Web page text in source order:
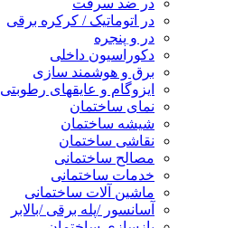
در ضد سرقت
در اتوماتیک / کرکره برقی
در و پنجره
دکوراسیون داخلی
برق و هوشمند سازی
ایزوگام و عایقهای رطوبتی
نمای ساختمان
شیشه ساختمان
نقاشی ساختمان
مصالح ساختمانی
خدمات ساختمانی
ماشین آلات ساختمانی
آسانسور /پله برقی /بالابر